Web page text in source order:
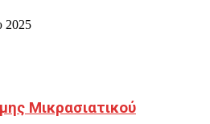
2025
Μικρασιατικού